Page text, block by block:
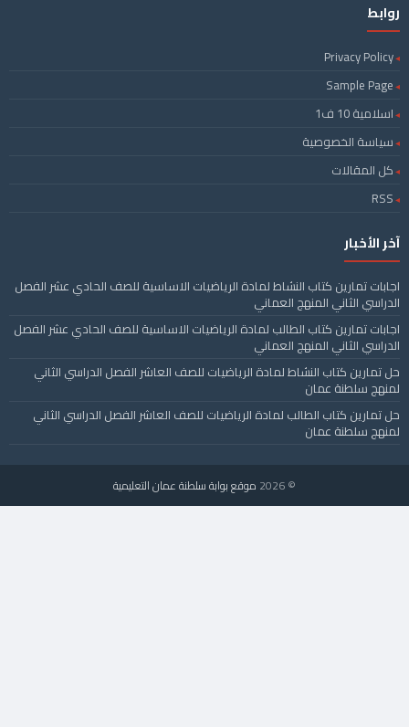
روابط
Privacy Policy
Sample Page
اسلامية 10 ف1
سياسة الخصوصية
كل المقالات
RSS
آخر الأخبار
اجابات تمارين كتاب النشاط لمادة الرياضيات الاساسية للصف الحادي عشر الفصل
الدراسي الثاني المنهج العماني
اجابات تمارين كتاب الطالب لمادة الرياضيات الاساسية للصف الحادي عشر الفصل
الدراسي الثاني المنهج العماني
حل تمارين كتاب النشاط لمادة الرياضيات للصف العاشر الفصل الدراسي الثاني
لمنهج سلطنة عمان
حل تمارين كتاب الطالب لمادة الرياضيات للصف العاشر الفصل الدراسي الثاني
لمنهج سلطنة عمان
© 2026 موقع بوابة سلطنة عمان التعليمية